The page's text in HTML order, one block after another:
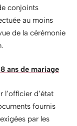
conjoints
au moins
de la cérémonie
ans de mariage
l’officier d’état
fournis
par les